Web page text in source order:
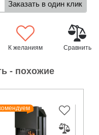
К желаниям Сравнить
- похожие